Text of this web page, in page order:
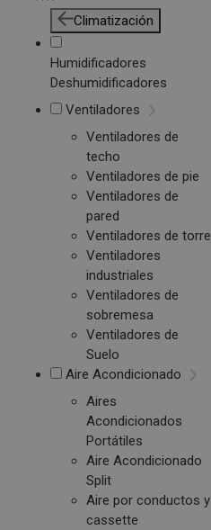
Climatización
Humidificadores
Deshumidificadores
Ventiladores
Ventiladores de
techo
Ventiladores de pie
Ventiladores de
pared
Ventiladores de torre
Ventiladores
industriales
Ventiladores de
sobremesa
Ventiladores de
Suelo
Aire Acondicionado
Aires
Acondicionados
Portátiles
Aire Acondicionado
Split
Aire por conductos y
cassette